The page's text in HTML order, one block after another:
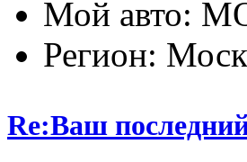
Мой авто:
Регион:
Re:Ваш